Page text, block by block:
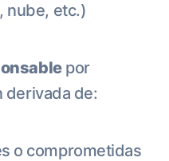
nube, etc.)
por
derivada de:
o comprometidas